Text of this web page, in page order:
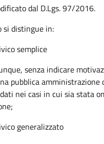
dal D.Lgs. 97/2016.
si distingue in:
semplice
senza indicare
pubblica amministrazione
nei casi in cui sia stata
generalizzato